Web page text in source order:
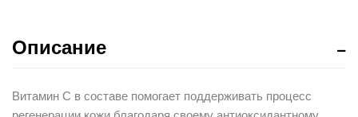
Описание
Витамин С в составе помогает поддерживать процесс